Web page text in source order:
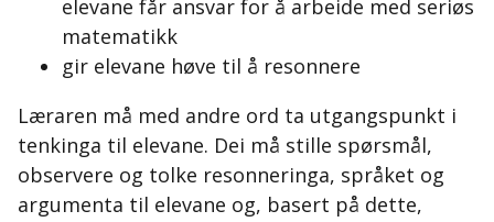
elevane får ansvar for å arbeide med seriøs
matematikk
gir elevane høve til å resonnere
Læraren må med andre ord ta utgangspunkt i
tenkinga til elevane. Dei må stille spørsmål,
observere og tolke resonneringa, språket og
argumenta til elevane og, basert på dette,